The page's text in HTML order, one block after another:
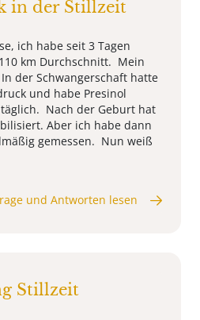
in der Stillzeit
ich habe seit 3 Tagen
km Durchschnitt. Mein
der Schwangerschaft hatte
und habe Presinol
Nach der Geburt hat
Aber ich habe dann
gemessen. Nun weiß
und Antworten lesen
Stillzeit